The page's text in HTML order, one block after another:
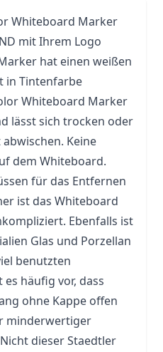
Whiteboard Marker
mit Ihrem Logo
hat einen weißen
in Tintenfarbe
Whiteboard Marker
lässt sich trocken oder
Keine
dem Whiteboard.
für das Entfernen
ist das Whiteboard
Ebenfalls ist
Glas und Porzellan
benutzten
häufig vor, dass
ohne Kappe offen
minderwertiger
dieser Staedtler